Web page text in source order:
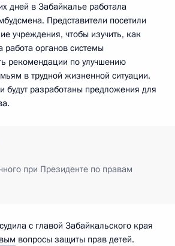
дней в Забайкалье работала
Представители посетили
учреждения, чтобы изучить, как
работа органов системы
рекомендации по улучшению
в трудной жизненной ситуации.
будут разработаны предложения для
при Президенте по правам
с главой Забайкальского края
вопросы защиты прав детей.